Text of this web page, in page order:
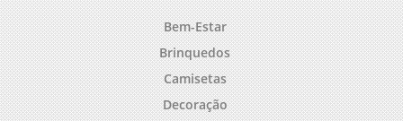
Bem-Estar
Brinquedos
Camisetas
Decoração